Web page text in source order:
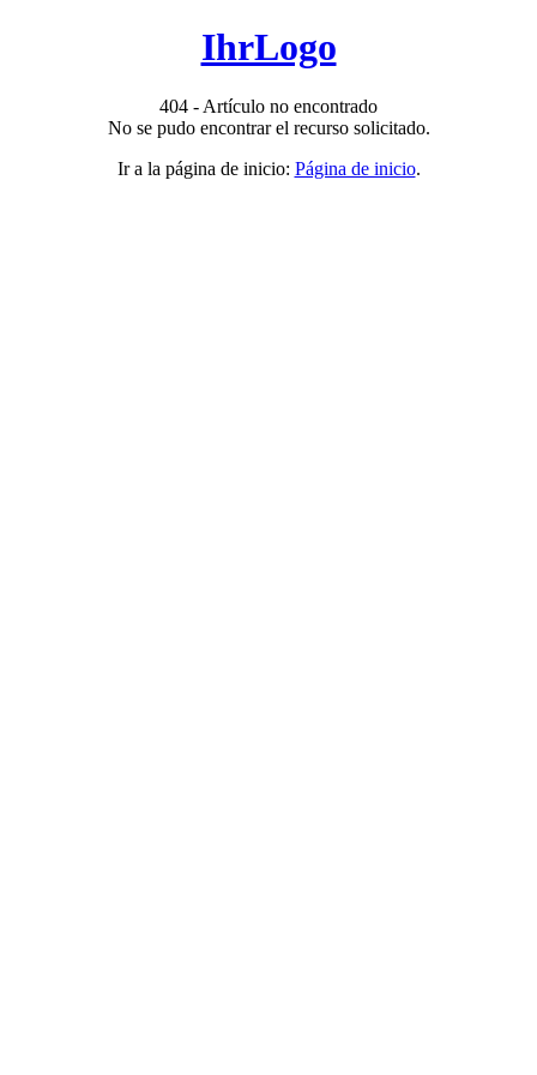
IhrLogo
404 - Artículo no encontrado
No se pudo encontrar el recurso solicitado.
Ir a la página de inicio: Página de inicio.